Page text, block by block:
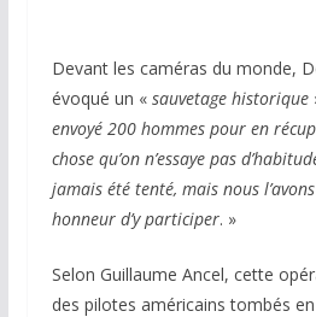
Devant les caméras du monde,
évoqué un « sauvetage historique
envoyé 200 hommes pour en
chose qu’on n’essaye pas
jamais été tenté, mais nous
honneur d’y participer. »
Selon Guillaume Ancel, cette
des pilotes américains tombés